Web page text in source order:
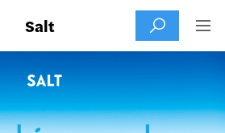
Salt  